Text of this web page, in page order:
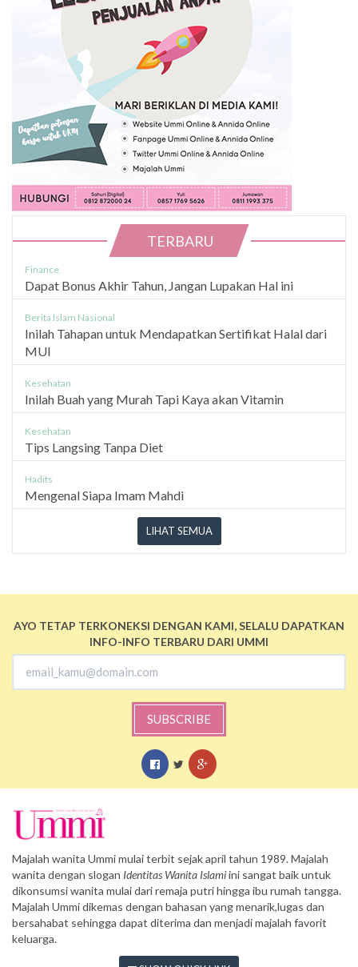
TERBARU
Finance
Dapat Bonus Akhir Tahun, Jangan Lupakan Hal ini
Berita Islam Nasional
Inilah Tahapan untuk Mendapatkan Sertifikat Halal dari
MUI
Kesehatan
Inilah Buah yang Murah Tapi Kaya akan Vitamin
Kesehatan
Tips Langsing Tanpa Diet
Hadits
Mengenal Siapa Imam Mahdi
LIHAT SEMUA
AYO TETAP TERKONEKSI DENGAN KAMI, SELALU DAPATKAN
INFO-INFO TERBARU DARI UMMI
SUBSCRIBE
Majalah wanita Ummi mulai terbit sejak april tahun 1989. Majalah
wanita dengan slogan Identitas Wanita Islamiini sangat baik untuk
dikonsumsi wanita mulai dari remaja putri hingga ibu rumah tangga.
Majalah Ummi dikemas dengan bahasan yang menarik,lugas dan
bersahabat sehingga dapat diterima dan menjadi majalah favorit
keluarga.